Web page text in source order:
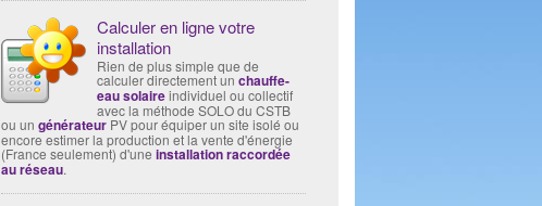
Calculer en ligne votre
installation
Rien de plus simple que de
calculer directement un chauffe-
eau solaireindividuel ou collectif
avec la méthode SOLO du CSTB
ou un générateur PV pour équiper un site isolé ou
encore estimer la production et la vente d'énergie
(France seulement) d'une installation raccordée
au réseau.